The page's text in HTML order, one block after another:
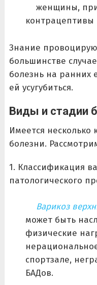
женщины,
Знание
большинстве
болезнь на ранних
ей усугубиться.
Виды и стадии
Имеется несколько
болезни.
1. Классификация
патологического
Варикоз
может быть
физические
спортзале,
БАДов.